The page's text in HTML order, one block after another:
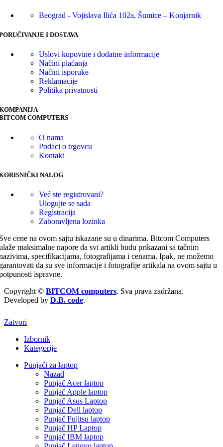
Beograd - Vojislava Ilića 102a, Šumice – Konjarnik
I DOSTAVA
Uslovi kupovine i dodatne informacije
Načini plaćanja
Načini isporuke
Reklamacije
Politika privatnosti
COMPUTERS
O nama
Podaci o trgovcu
Kontakt
NALOG
Već ste registrovani?
Ulogujte se sada
Registracija
Zaboravljena lozinka
cene na ovom sajtu iskazane su u dinarima. Bitcom Computers
maksimalne napore da svi artikli budu prikazani sa tačnim
specifikacijama, fotografijama i cenama. Ipak, ne možemo
da su sve informacije i fotografije artikala na ovom sajtu u
ispravne.
Copyright © BITCOM computers. Sva prava zadržana.
Developed by D.B. code.
Zatvori
Izbornik
Kategorije
Punjači za laptop
Nazad
Punjač Acer laptop
Punjač Apple laptop
Punjač Asus Laptop
Punjač Dell laptop
Punjač Fujitsu laptop
Punjač HP Laptop
Punjač IBM laptop